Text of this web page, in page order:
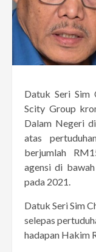
Datuk Seri Sim
Scity Group
Dalam Negeri
atas
berjumlah
agensi di
pada 2021.
Datuk Seri Sim
selepas
hadapan Hakim